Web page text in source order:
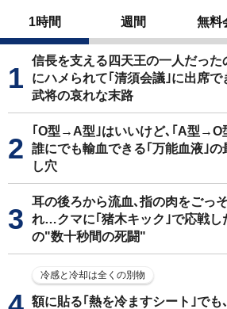
1時間 週間 無料
信長を支える四天王の一人だっ
にハメられて｢清須会議｣に出席で
武将の哀れな末路
｢O型→A型｣はいいけど､｢A型→O
誰にでも輸血できる｢万能血液｣の
し穴
耳の後ろから流血､指の肉をごっ
れ…クマに｢猪木キック｣で応戦し
の"数十秒間の死闘"
冷感と冷却は全くの別物
額に貼る｢熱を冷ますシート｣でも